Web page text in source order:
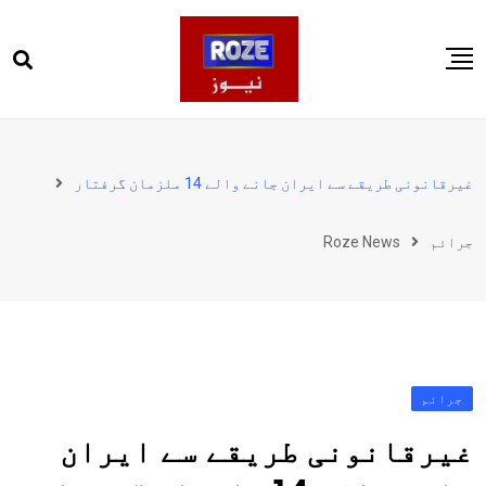
to
پاکستان
کھیل
غیرقانونی طریقے سے ایران جانے والے 14 ملزمان گرفتار
جرائم Roze News
جرائم
غیرقانونی طریقے سے ایران